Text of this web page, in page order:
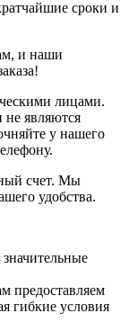
сроки и
и наши
лицами.
не являются
у нашего
счет. Мы
удобства.
предоставляем
гибкие условия